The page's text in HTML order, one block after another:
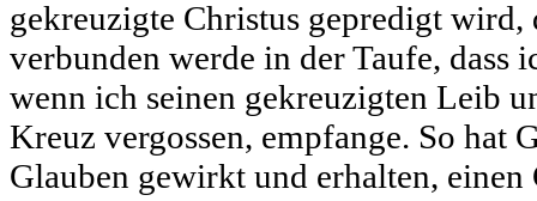
gekreuzigte Christus gepredigt wird,
verbunden werde in der Taufe, dass
wenn ich seinen gekreuzigten Leib
Kreuz vergossen, empfange. So hat
Glauben gewirkt und erhalten, einen